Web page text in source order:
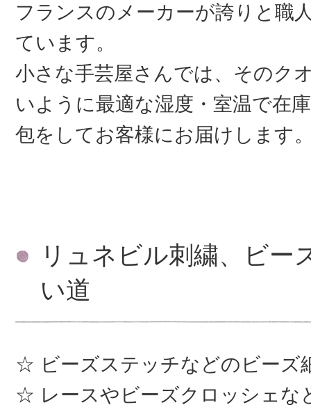
フランスのメーカーが誇りと職
ています。
小さな手芸屋さんでは、そのク
いように最適な湿度・室温で在
包をしてお客様にお届けします
リュネビル刺繍、ビー
い道
ビーズステッチなどのビーズ
レースやビーズクロッシェな